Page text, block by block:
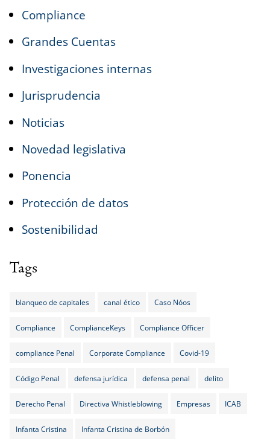
Compliance
Grandes Cuentas
Investigaciones internas
Jurisprudencia
Noticias
Novedad legislativa
Ponencia
Protección de datos
Sostenibilidad
Tags
blanqueo de capitales canal ético Caso Nóos
Compliance ComplianceKeys Compliance Officer
compliance Penal Corporate Compliance Covid-19
Código Penal defensa jurídica defensa penal delito
Derecho Penal Directiva Whistleblowing Empresas ICAB
Infanta Cristina Infanta Cristina de Borbón